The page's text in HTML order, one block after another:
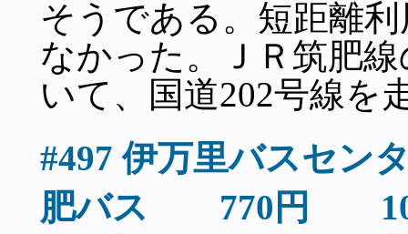
そうである。短距離
なかった。ＪＲ筑肥
いて、国道202号線を
#497 伊万里バスセ
肥バス 770円